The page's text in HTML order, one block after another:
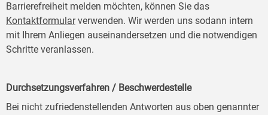
Barrierefreiheit melden möchten, können Sie das
Kontaktformularverwenden. Wir werden uns sodann intern
mit Ihrem Anliegen auseinandersetzen und die notwendigen
Schritte veranlassen.
Durchsetzungsverfahren / Beschwerdestelle
Bei nicht zufriedenstellenden Antworten aus oben genannter